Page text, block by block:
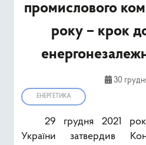
промислового
року – крок
30
ЕНЕРГЕТИКА
29 грудня 2021
України затвердив